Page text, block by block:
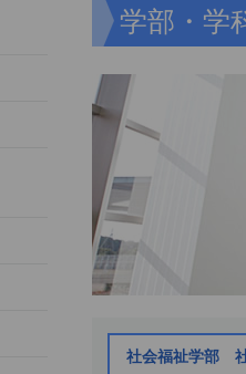
学部・学
社会福祉学部